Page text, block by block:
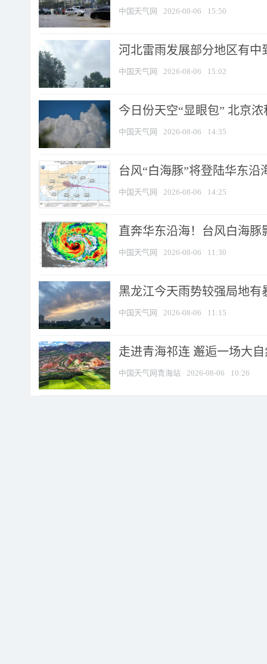
中国天气网 2026-08-06 15:50
河北雷雨发展部分地区有中
中国天气网 2026-08-06 15:02
今日份天空“显眼包” 北京
中国天气网 2026-08-06 14:35
台风“白海豚”将登陆华东沿
中国天气网 2026-08-06 14:25
直奔华东沿海！台风白海豚
中国天气网 2026-08-06 11:30
黑龙江今天雨势较强局地有
中国天气网 2026-08-06 11:15
走进青海祁连 邂逅一场大
中国天气网青海站 2026-08-06 10:26